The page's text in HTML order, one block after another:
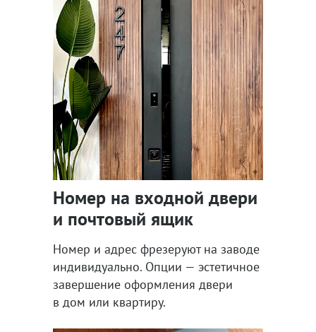
Номер на входной двери
и почтовый ящик
Номер и адрес фрезеруют на заводе
индивидуально. Опции — эстетичное
завершение оформления двери
в дом или квартиру.